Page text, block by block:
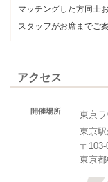
マッチングした方同士
スタッフがお席までご
アクセス
開催場所
東京
東京
〒
東京